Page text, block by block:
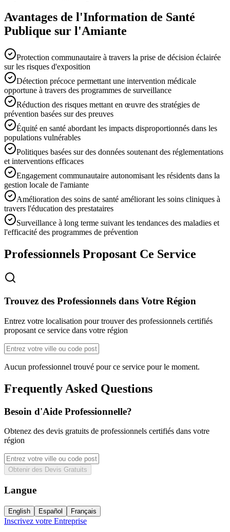
Avantages de l'Information de Santé
Publique sur l'Amiante
Protection communautaire à travers la prise de décision éclairée
sur les risques d'exposition
Détection précoce permettant une intervention médicale
opportune à travers des programmes de surveillance
Réduction des risques mettant en œuvre des stratégies de
prévention basées sur des preuves
Équité en santé abordant les impacts disproportionnés dans les
populations vulnérables
Politiques basées sur des données soutenant des réglementations
et interventions efficaces
Engagement communautaire autonomisant les résidents dans la
gestion locale de l'amiante
Amélioration des soins de santé améliorant les soins cliniques à
travers l'éducation des prestataires
Surveillance à long terme suivant les tendances des maladies et
l'efficacité des programmes de prévention
Professionnels Proposant Ce Service
Trouvez des Professionnels dans Votre Région
Entrez votre localisation pour trouver des professionnels certifiés
proposant ce service dans votre région
Aucun professionnel trouvé pour ce service pour le moment.
Frequently Asked Questions
Besoin d'Aide Professionnelle?
Obtenez des devis gratuits de professionnels certifiés dans votre
région
Obtenir des Devis Gratuits
Langue
English Español Français
Inscrivez votre Entreprise